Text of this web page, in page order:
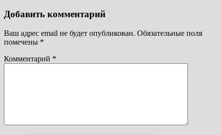
Добавить комментарий
Ваш адрес email не будет опубликован. Обязательные поля
помечены *
Комментарий *